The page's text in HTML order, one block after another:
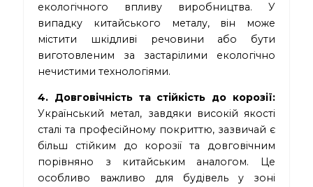
екологічного впливу виробництва. У
випадку китайського металу, він може
містити шкідливі речовини або бути
виготовленим за застарілими екологічно
нечистими технологіями.
4. Довговічність та стійкість до корозії:
Український метал, завдяки високій якості
сталі та професійному покриттю, зазвичай є
більш стійким до корозії та довговічним
порівняно з китайським аналогом. Це
особливо важливо для будівель у зоні